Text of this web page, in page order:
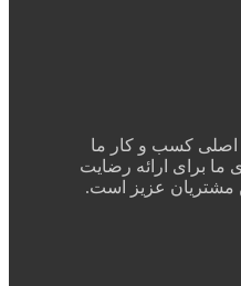
اصلی کسب و کار ما
برای ارائه رضایت
مشتریان عزیز است.